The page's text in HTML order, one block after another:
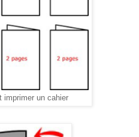
imprimer un cahier